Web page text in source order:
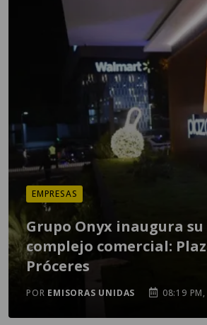
EMPRESAS
Grupo Onyx inaugura
complejo comercial:
Próceres
POR EMISORAS UNIDAS 08:19